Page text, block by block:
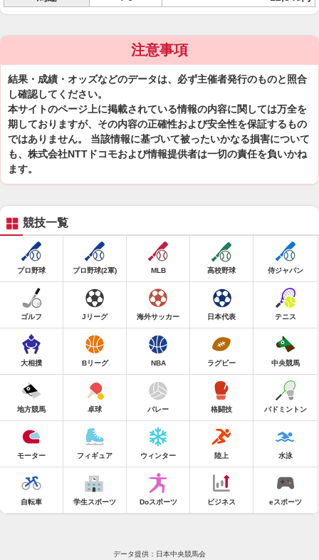
注意事項
結果・成績・オッズなどのデータは、必ず主催者発行のものと照合
し確認してください。
本サイトのページ上に掲載されている情報の内容に関しては万全を
期しておりますが、その内容の正確性および安全性を保証するもの
ではありません。 当該情報に基づいて被ったいかなる損害について
も、株式会社NTTドコモおよび情報提供者は一切の責任を負いかね
ます。
競技一覧
プロ野球 プロ野球(2軍) MLB 高校野球 侍ジャパン
ゴルフ Jリーグ 海外サッカー 日本代表 テニス
大相撲 Bリーグ NBA ラグビー 中央競馬
地方競馬 卓球 バレー 格闘技 バドミントン
モーター フィギュア ウィンター 陸上 水泳
自転車 学生スポーツ Doスポーツ ビジネス eスポーツ
データ提供：日本中央競馬会